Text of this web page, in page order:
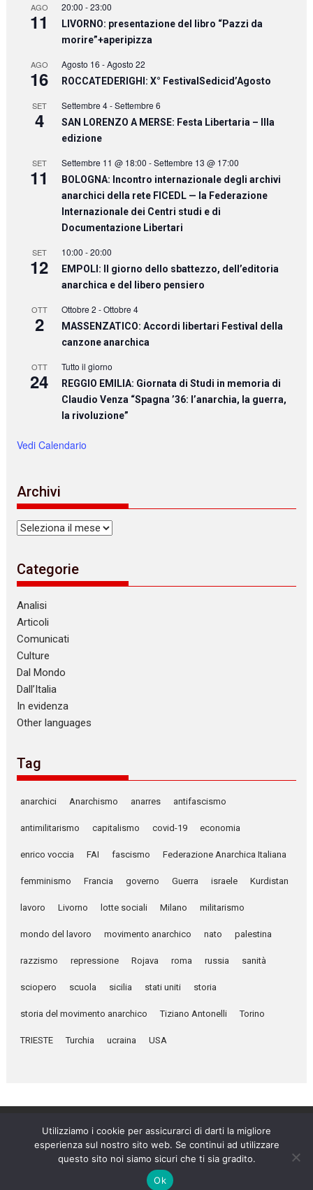
AGO
11
20:00 -23:00
LIVORNO: presentazione del libro “Pazzi da
morire”+aperipizza
AGO
16
Agosto 16 -Agosto 22
ROCCATEDERIGHI: X° FestivalSedicid’Agosto
SET
4
Settembre 4-Settembre 6
SAN LORENZO A MERSE: Festa Libertaria – IIIa
edizione
SET
11
Settembre 11 @ 18:00 -Settembre 13 @ 17:00
BOLOGNA: Incontro internazionale degli archivi
anarchici della rete FICEDL — la Federazione
Internazionale dei Centri studi e di
Documentazione Libertari
SET
12
10:00 -20:00
EMPOLI: Il giorno dello sbattezzo, dell’editoria
anarchica e del libero pensiero
OTT
2
Ottobre 2 -Ottobre 4
MASSENZATICO: Accordi libertari Festival della
canzone anarchica
OTT
24
Tutto il giorno
REGGIO EMILIA: Giornata di Studi in memoria di
Claudio Venza “Spagna ’36: l’anarchia, la guerra,
la rivoluzione”
Vedi Calendario
Archivi
Archivi
Categorie
Analisi
Articoli
Comunicati
Culture
Dal Mondo
Dall’Italia
In evidenza
Other languages
Tag
anarchici Anarchismo anarres antifascismo
antimilitarismo capitalismo covid-19 economia
enrico voccia FAI fascismo Federazione Anarchica Italiana
femminismo Francia governo Guerra israele Kurdistan
lavoro Livorno lotte sociali Milano militarismo
mondo del lavoro movimento anarchico nato palestina
razzismo repressione Rojava roma russia sanità
sciopero scuola sicilia stati uniti storia
storia del movimento anarchico Tiziano Antonelli Torino
TRIESTE Turchia ucraina USA
Umanità Nova © 2026
Settimanale anarchico fondato nel 1920 da Errico Malatesta
Utilizziamo i cookie per assicurarci di darti la migliore
esperienza sul nostro sito web. Se continui ad utilizzare
questo sito noi siamo sicuri che ti sia gradito.
Ok